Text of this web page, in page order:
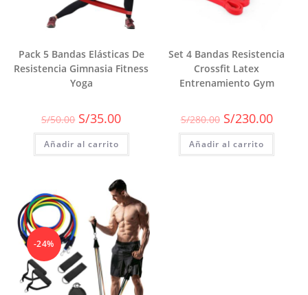
Pack 5 Bandas Elásticas De
Resistencia Gimnasia Fitness
Yoga
S/50.00 El
precio
original
era:
S/50.00.
S/35.00El
actual
S/35.00.
Añadir al carrito
Set 4 Bandas Resistencia
Crossfit Latex
Entrenamiento Gym
S/280.00 El
precio
original
era:
S/280.00.
S/230.00El
precio
actual
S/
Añadir al carrito
-24%